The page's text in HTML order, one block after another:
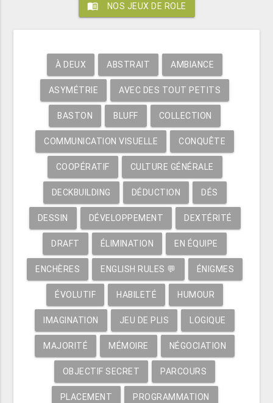
menu_book NOS JEUX DE ROLE
À DEUX ABSTRAIT AMBIANCE
ASYMÉTRIE AVEC DES TOUT PETITS
BASTON BLUFF COLLECTION
COMMUNICATION VISUELLE CONQUÊTE
COOPÉRATIF CULTURE GÉNÉRALE
DECKBUILDING DÉDUCTION DÉS
DESSIN DÉVELOPPEMENT DEXTÉRITÉ
DRAFT ÉLIMINATION EN ÉQUIPE
ENCHÈRES ENGLISH RULES 💬 ÉNIGMES
ÉVOLUTIF HABILETÉ HUMOUR
IMAGINATION JEU DE PLIS LOGIQUE
MAJORITÉ MÉMOIRE NÉGOCIATION
OBJECTIF SECRET PARCOURS
PLACEMENT PROGRAMMATION